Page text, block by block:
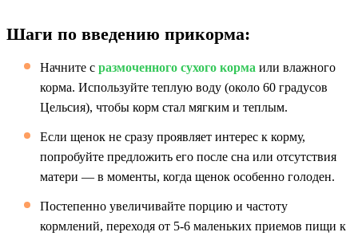
Шаги по введению прикорма:
Начните с размоченного сухого корма или влажного
корма. Используйте теплую воду (около 60 градусов
Цельсия), чтобы корм стал мягким и теплым.
Если щенок не сразу проявляет интерес к корму,
попробуйте предложить его после сна или отсутствия
матери — в моменты, когда щенок особенно голоден.
Постепенно увеличивайте порцию и частоту
кормлений, переходя от 5-6 маленьких приемов пищи к